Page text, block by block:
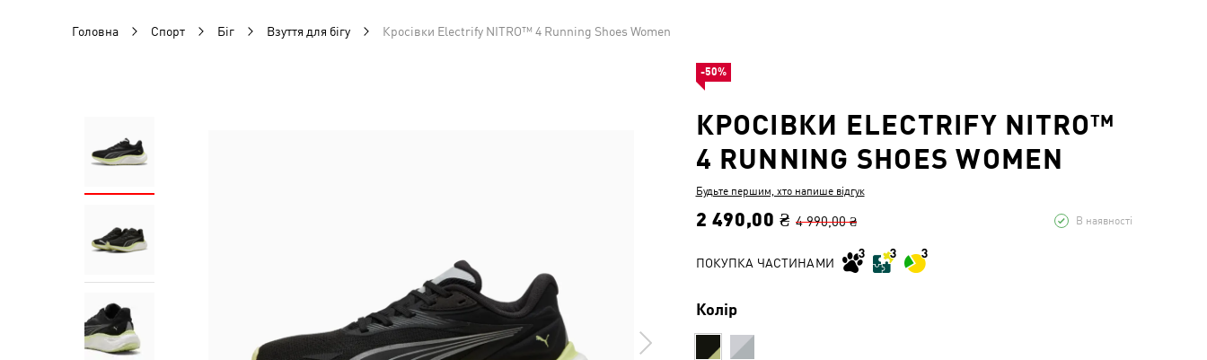
Головна Спорт Біг Взуття для бігу Кросівки Electrify NITRO™ 4 Running Shoes Women
КРОСІВКИ ELECTRIFY NITRO™
4 RUNNING SHOES WOMEN
Будьте першим, хто напише відгук
2 490,00 ₴ 4 990,00 ₴ В наявності
ПОКУПКА ЧАСТИНАМИ
Колір
-50%